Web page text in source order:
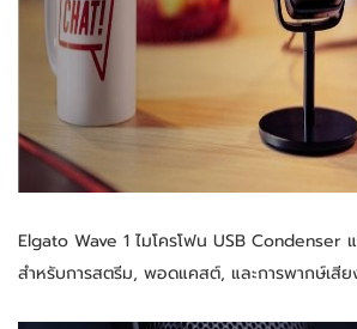
Elgato Wave 1 ไมโครโฟน USB Condenser
สำหรับการสตรีม, พอดแคสต์, และการพากษ์เสีย